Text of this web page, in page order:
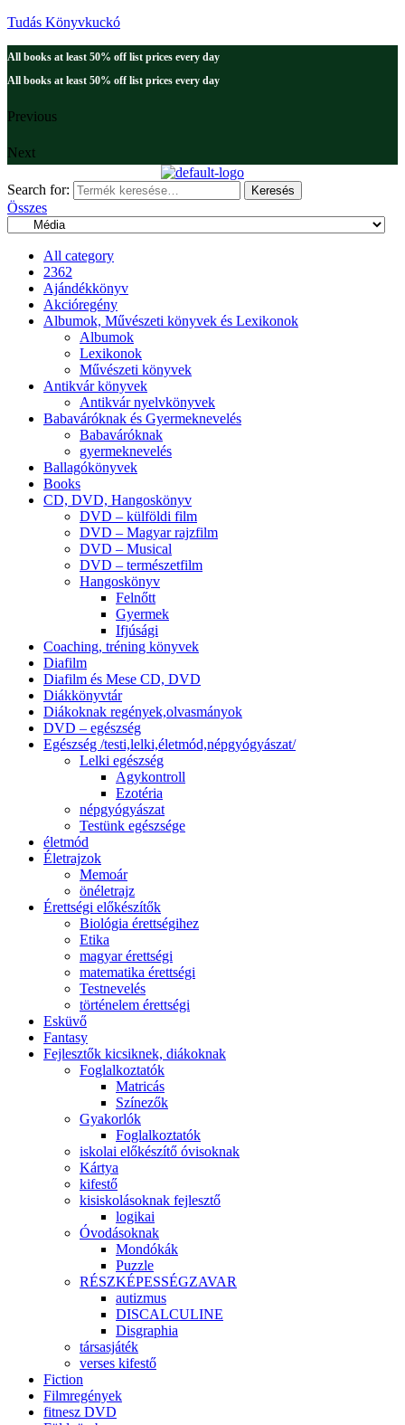
Tudás Könyvkuckó
All books at least 50% off list prices every day
All books at least 50% off list prices every day
Previous
Next
Search for: Keresés
Összes
All category
2362
Ajándékkönyv
Akcióregény
Albumok, Művészeti könyvek és Lexikonok
Albumok
Lexikonok
Művészeti könyvek
Antikvár könyvek
Antikvár nyelvkönyvek
Babaváróknak és Gyermeknevelés
Babaváróknak
gyermeknevelés
Ballagókönyvek
Books
CD, DVD, Hangoskönyv
DVD – külföldi film
DVD – Magyar rajzfilm
DVD – Musical
DVD – természetfilm
Hangoskönyv
Felnőtt
Gyermek
Ifjúsági
Coaching, tréning könyvek
Diafilm
Diafilm és Mese CD, DVD
Diákkönyvtár
Diákoknak regények,olvasmányok
DVD – egészség
Egészség /testi,lelki,életmód,népgyógyászat/
Lelki egészség
Agykontroll
Ezotéria
népgyógyászat
Testünk egészsége
életmód
Életrajzok
Memoár
önéletrajz
Érettségi előkészítők
Biológia érettségihez
Etika
magyar érettségi
matematika érettségi
Testnevelés
történelem érettségi
Esküvő
Fantasy
Fejlesztők kicsiknek, diákoknak
Foglalkoztatók
Matricás
Színezők
Gyakorlók
Foglalkoztatók
iskolai előkészítő óvisoknak
Kártya
kifestő
kisiskolásoknak fejlesztő
logikai
Óvodásoknak
Mondókák
Puzzle
RÉSZKÉPESSÉGZAVAR
autizmus
DISCALCULINE
Disgraphia
társasjáték
verses kifestő
Fiction
Filmregények
fitnesz DVD